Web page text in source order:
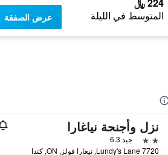
المتوسط في الليلة عرض الصفقة
نزل وأجنحة نياغارا
2 نجمتين
جيد 6.3
7720 Lundy's Lane, نيغارا فولز, ON, كندا